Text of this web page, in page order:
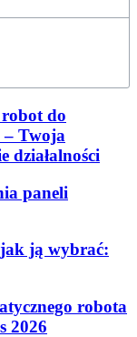
do
– Twoja
działalności
paneli
ją wybrać:
robota
2026